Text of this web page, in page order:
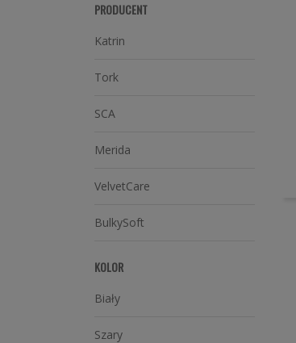
PRODUCENT
Katrin
Tork
SCA
Merida
VelvetCare
BulkySoft
KOLOR
Biały
Szary